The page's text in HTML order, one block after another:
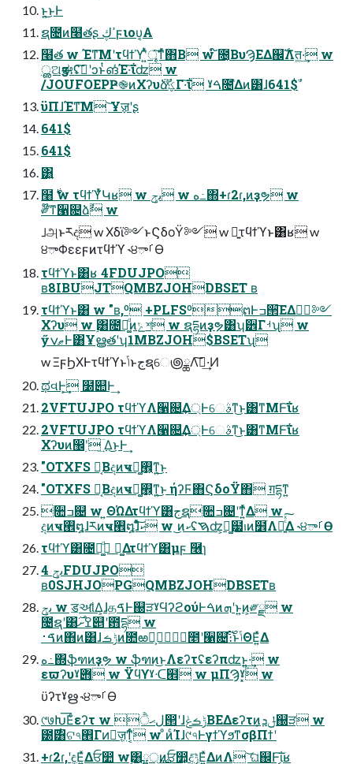
ͱ͍͏͜ͱͰ
ຊ೔ͷ໨తʂ ߴڮϝιου͔Α
໨త w Έͳ͞Μʹτϥϯϓʹ͍ͭͯৄ͘͠ͳͬͯ΋Β͏ w ໌೔͔ΒυϠΕΔ஌ࣝΛत͚·͢ w
ൢଅӡಈʢࢼ͠ʹͻͱͭങͬͯΈ·͠ΐ͏ʣ w
/JOUFOEPҎ֎ͷΧʔυձ֮ࣾ͑ͯؼΓ·͠ΐ͏ ˠࠓ೔֮͑Δͷ͸ɺ641$ࣾ
ϋΠɺΈͳ͞Μ ͝Ұॹʹʂ
641$
641$
͸͍
໨࣍ w τϥϯϓͬͯԿʁ w ىݯ w ه߸΍+ɾ2ɾ,ͷҙຯ w
༗໊ͳ੡଄ձࣾ w
ࡋஅͱཪද w Χδϊ༻ͱϚδοΫ༻ w ྑ͍τϥϯϓͱ͸ʁ w
੪ాΦεεϝͷτϥϯϓ ˞੪ాࡱӨ
τϥϯϓͱ͸ʁ 4FDUJPO
ʙ8IBUJTQMBZJOHDBSET ʙ
τϥϯϓͱ͸ w "ʙ,º +PLFSºຕͰߏ੒͞ΕΔ༡ٔ༻
Χʔυ w ࣮͸೔ຊ͚ͩͷݺশ w ຊདྷͷҙຯ͸ʮ੾Γࡳʯ w
ӳޠݍͰ͸Ұൠతʹʮ1MBZJOH$BSETʯ
w ΞϝϦΧͰτϥϯϓͱݴ͏ͱجຊେ౷ྖΛࢦ͠·͢Ͷ
ಥવͰ͕͢ ໰୊Ͱ͢
2VFTUJPO τϥϯϓΛ੡଄͢Δ্Ͱେࣄͳ͜ͱ͸ͳΜͰ͠ΐ͏ʁ
2VFTUJPO τϥϯϓΛ੡଄͢Δ্Ͱେࣄͳ͜ͱ͸ͳΜͰ͠ΐ͏ʁ
Χʔυͷ඼࣭ʹ ؔ͢Δ͜ͱͰ͢
"OTXFS ཪ͔Βදͷҹ࡮͕ಁ͚ͳ͍͜ͱ
"OTXFS ཪ͔Βදͷҹ࡮͕ಁ͚ͳ͍͜ͱ ήʔϜ΋ϚδοΫ΋ ग़དྷͳ͍
૚ߏ଄ w ͍ΘΏΔτϥϯϓ͸جຊ૚ߏ଄ʹͳ͍ͬͯΔ w
දͷҹ࡮໘ɺཪͷҹ࡮໘ɺͦͯ͠ކ w ͜ͷކʢࠇʣ͕ಁ͚๷ࢭͷ໾ׂΛՌ͍ͨͯ͠Δ ˞੪ాࡱӨ
τϥϯϓ͸೔ຊ͚ͩ ಁ͚Δτϥϯϓ͸μϝ ݁࿦ɿ
ىݯ 4FDUJPO
ʙ0SJHJOPGQMBZJOHDBSETʙ
ىݯ w ॾઆ͋Δ͕ɺதࠃͰ஀ੜˠϤʔϩούͰࠓͷܗʹͱ͍͏ͷ͕༗ྗ w
೔ຊʹ͸ߐށ࣌୅ʹ఻དྷ w
ࠃ࢈ͷ΋ͷ͸ɺݱࡏͷ೚ఱಊ͕೥ʹ੡଄։࢝ͨ͠ͱݴΘΕ͍ͯΔ
ه߸΍ֆฑͷҙຯ w ֆฑͷ͜ͱΛεʔτʢεʔπʣͱ͍͍·͢ w
εϖʔυˠ݋ w Ϋϥϒˠᑡ๮ w μΠϠˠ͓ۚ w
ϋʔτˠഋ ˞੪ాࡱӨ
୯७Խ͞Εͨεʔτ w ੈلޙ൒ʹɺݱࡏݟΒΕΔεʔτͷݪܕ͕஀ੜ w
౰࣌͸ଟ৭࡮Γͷٕज़͕ͳ͔ͬͨ w ͦͷͨΊɺ୯৭ͰγϯϓϧͳσβΠϯʹ
+ɾ2ɾ,ʹඳ͔Ε͍ͯΔਓ෺ w࣮͸ྺ্࢙ͷਓ෺͕දݱ͞Ε͍ͯΔͷΛ ͝ଘ஌Ͱ͠ΐ͏͔ʁ